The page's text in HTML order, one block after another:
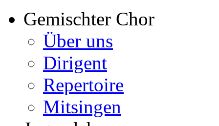
Gemischter Chor
Über uns
Dirigent
Repertoire
Mitsingen